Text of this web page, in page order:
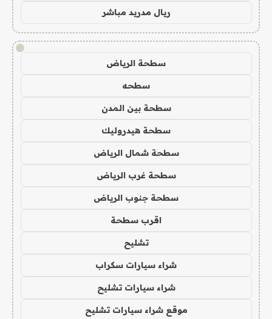
ريال مدريد مباشر
!
سطحة الرياض
سطحه
سطحة بين المدن
سطحة هيدروليك
سطحة شمال الرياض
سطحة غرب الرياض
سطحة جنوب الرياض
اقرب سطحة
تشليح
شراء سيارات سكراب
شراء سيارات تشليح
موقع شراء سيارات تشليح